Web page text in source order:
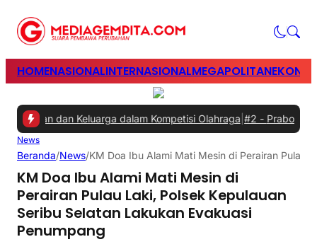
HOMENASIONALINTERNASIONALMEGAPOLITAN
dan Keluarga dalam Kompetisi Olahraga|#2 - Prabowo Minta
News
Beranda/News/KM Doa Ibu Alami Mati Mesin di Perairan Pulau
KM Doa Ibu Alami Mati Mesin di
Perairan Pulau Laki, Polsek Kepulauan
Seribu Selatan Lakukan Evakuasi
Penumpang